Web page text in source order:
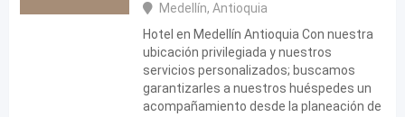
Medellín, Antioquia
Hotel en Medellín Antioquia Con nuestra
ubicación privilegiada y nuestros
servicios personalizados; buscamos
garantizarles a nuestros huéspedes un
acompañamiento desde la planeación de